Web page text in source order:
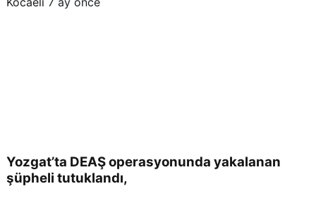
Yozgat’ta DEAŞ operasyonunda yakalanan
şüpheli tutuklandı,